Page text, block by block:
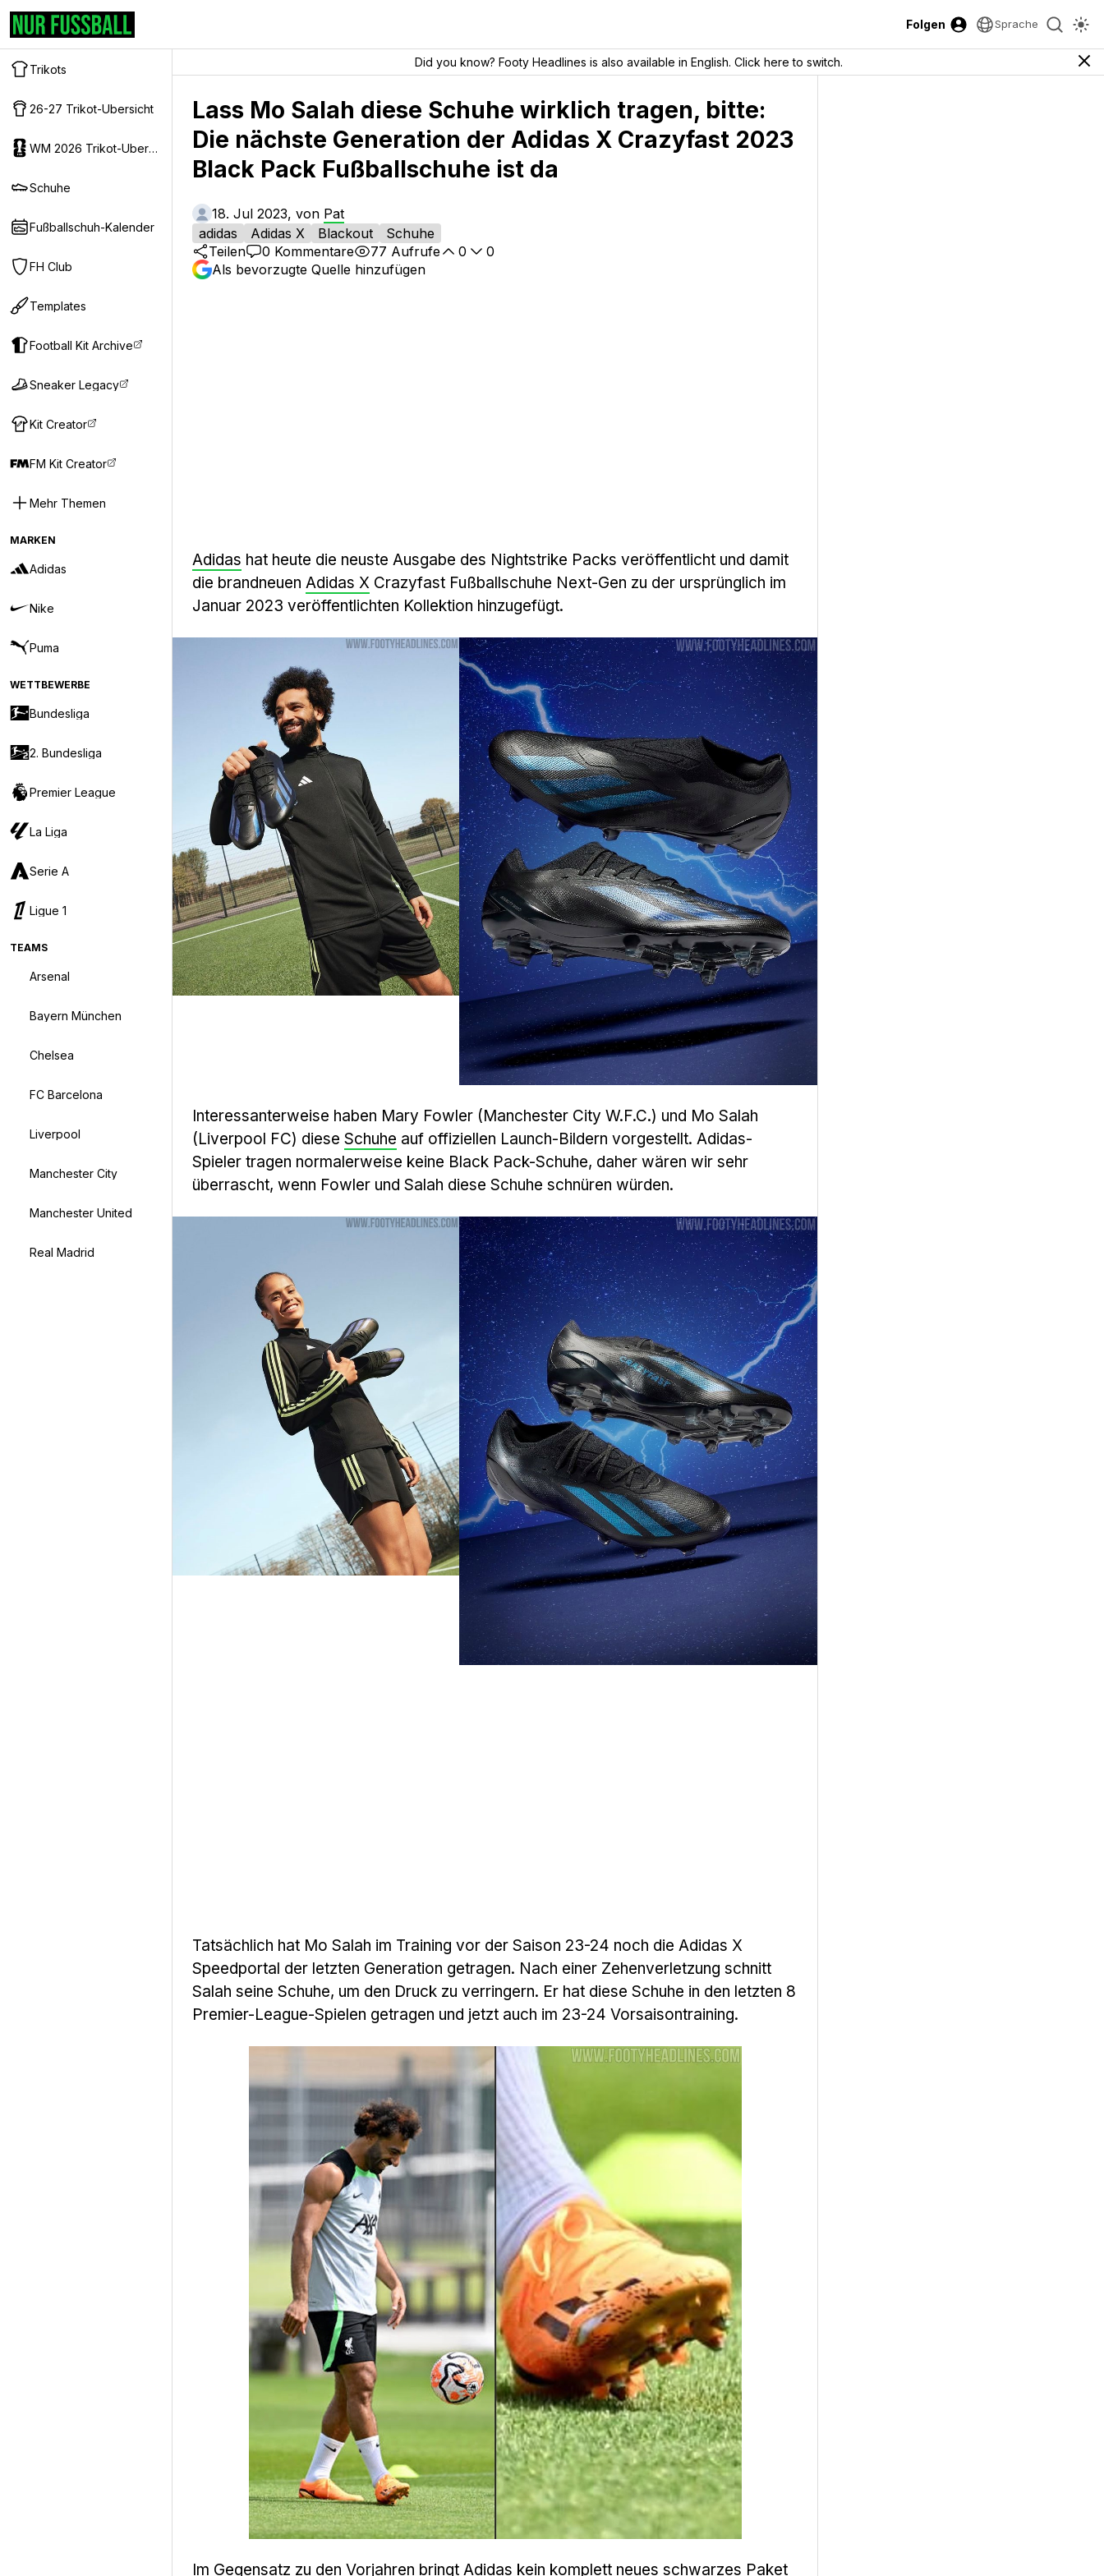
Folgen Sprache
Trikots
26-27 Trikot-Ubersicht
WM 2026 Trikot-Ubersicht
Schuhe
Fußballschuh-Kalender
FH Club
Templates
Football Kit Archive
Sneaker Legacy
Kit Creator
FM Kit Creator
Mehr Themen
MARKEN
Adidas
Nike
Puma
WETTBEWERBE
Bundesliga
2. Bundesliga
Premier League
La Liga
Serie A
Ligue 1
TEAMS
Arsenal
Bayern München
Chelsea
FC Barcelona
Liverpool
Manchester City
Manchester United
Real Madrid
Did you know? Footy Headlines is also available in English. Click here to switch.
Lass Mo Salah diese Schuhe wirklich tragen, bitte:
Die nächste Generation der Adidas X Crazyfast 2023
Black Pack Fußballschuhe ist da
18. Jul 2023, von Pat
adidas
Adidas X Blackout
Schuhe
Teilen
0 Kommentare 77 Aufrufe 0
0
Als bevorzugte Quelle hinzufügen
Adidas hat heute die neuste Ausgabe des Nightstrike Packs veröffentlicht und damit
die brandneuen Adidas X Crazyfast Fußballschuhe Next-Gen zu der ursprünglich im
Januar 2023 veröffentlichten Kollektion hinzugefügt.
Interessanterweise haben Mary Fowler (Manchester City W.F.C.) und Mo Salah
(Liverpool FC) diese Schuhe auf offiziellen Launch-Bildern vorgestellt. Adidas-
Spieler tragen normalerweise keine Black Pack-Schuhe, daher wären wir sehr
überrascht, wenn Fowler und Salah diese Schuhe schnüren würden.
Tatsächlich hat Mo Salah im Training vor der Saison 23-24 noch die Adidas X
Speedportal der letzten Generation getragen. Nach einer Zehenverletzung schnitt
Salah seine Schuhe, um den Druck zu verringern. Er hat diese Schuhe in den letzten 8
Premier-League-Spielen getragen und jetzt auch im 23-24 Vorsaisontraining.
Im Gegensatz zu den Vorjahren bringt Adidas kein komplett neues schwarzes Paket